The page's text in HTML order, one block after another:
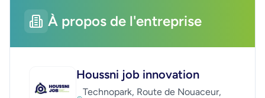
À propos de l'entreprise
Houssni job innovation
Technopark, Route de Nouaceur,